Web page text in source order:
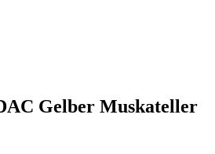
Gelber Muskateller